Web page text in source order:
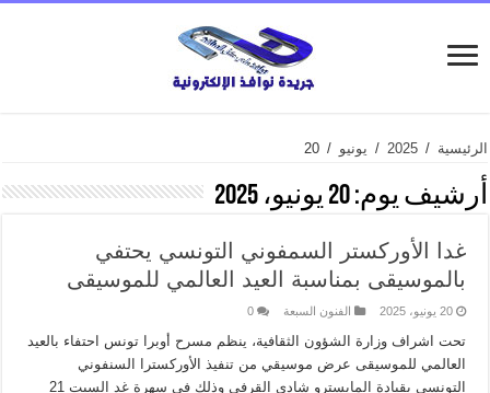
الرئيسية /
2025
/ يونيو /
20
أرشيف يوم:20 يونيو، 2025
غدا الأوركستر السمفوني التونسي يحتفي
بالموسيقى بمناسبة العيد العالمي للموسيقى
20 يونيو، 2025 الفنون السبعة 0
تحت اشراف وزارة الشؤون الثقافية، ينظم مسرح أوبرا تونس احتفاء بالعيد
العالمي للموسيقى عرض موسيقي من تنفيذ الأوركسترا السنفوني
التونسي بقيادة المايسترو شادي القرفي وذلك في سهرة غد السبت 21